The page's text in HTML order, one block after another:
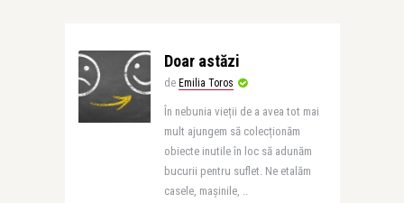
Doar astăzi
de Emilia Toros
În nebunia vieții de a avea tot mai
mult ajungem să colecționăm
obiecte inutile în loc să adunăm
bucurii pentru suflet. Ne etalăm
casele, mașinile, ..